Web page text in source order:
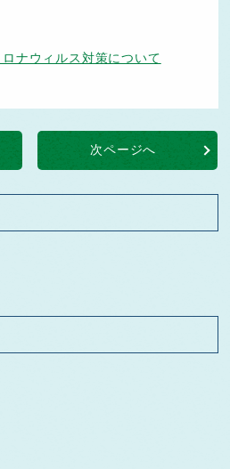
ナウィルス対策について
次ページへ